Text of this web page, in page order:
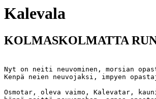
Kalevala
KOLMASKOLMATTA